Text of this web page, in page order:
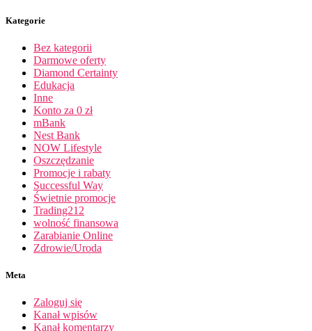
Kategorie
Bez kategorii
Darmowe oferty
Diamond Certainty
Edukacja
Inne
Konto za 0 zł
mBank
Nest Bank
NOW Lifestyle
Oszczędzanie
Promocje i rabaty
Successful Way
Świetnie promocje
Trading212
wolność finansowa
Zarabianie Online
Zdrowie/Uroda
Meta
Zaloguj się
Kanał wpisów
Kanał komentarzy